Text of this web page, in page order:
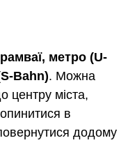
метро (U-
Bahn). Можна
центру міста,
в
додому